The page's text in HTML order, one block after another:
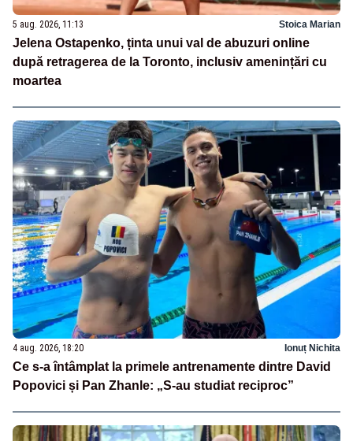
5 aug. 2026, 11:13 Stoica Marian
Jelena Ostapenko, ținta unui val de abuzuri online
după retragerea de la Toronto, inclusiv amenințări cu
moartea
4 aug. 2026, 18:20 Ionuț Nichita
Ce s-a întâmplat la primele antrenamente dintre David
Popovici și Pan Zhanle: „S-au studiat reciproc”